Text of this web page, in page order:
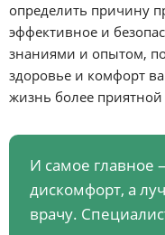
определить причину
эффективное и
знаниями и опытом,
здоровье и комфорт
жизнь более
И самое главное
дискомфорт, а
врачу.